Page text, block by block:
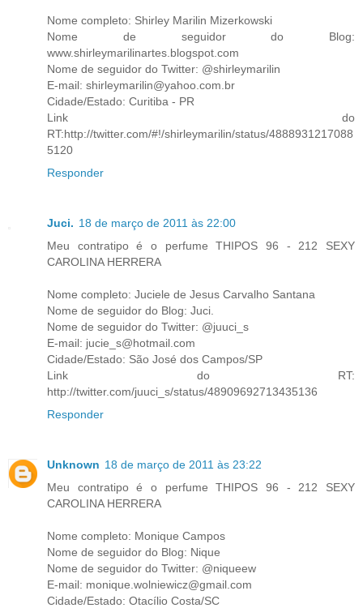
Nome completo: Shirley Marilin Mizerkowski
Nome de seguidor do Blog:
www.shirleymarilinartes.blogspot.com
Nome de seguidor do Twitter: @shirleymarilin
E-mail: shirleymarilin@yahoo.com.br
Cidade/Estado: Curitiba - PR
Link do
RT:http://twitter.com/#!/shirleymarilin/status/4888931217088
5120
Responder
Juci. 18 de março de 2011 às 22:00
Meu contratipo é o perfume THIPOS 96 - 212 SEXY
CAROLINA HERRERA
Nome completo: Juciele de Jesus Carvalho Santana
Nome de seguidor do Blog: Juci.
Nome de seguidor do Twitter: @juuci_s
E-mail: jucie_s@hotmail.com
Cidade/Estado: São José dos Campos/SP
Link do RT:
http://twitter.com/juuci_s/status/48909692713435136
Responder
Unknown 18 de março de 2011 às 23:22
Meu contratipo é o perfume THIPOS 96 - 212 SEXY
CAROLINA HERRERA
Nome completo: Monique Campos
Nome de seguidor do Blog: Nique
Nome de seguidor do Twitter: @niqueew
E-mail: monique.wolniewicz@gmail.com
Cidade/Estado: Otacílio Costa/SC